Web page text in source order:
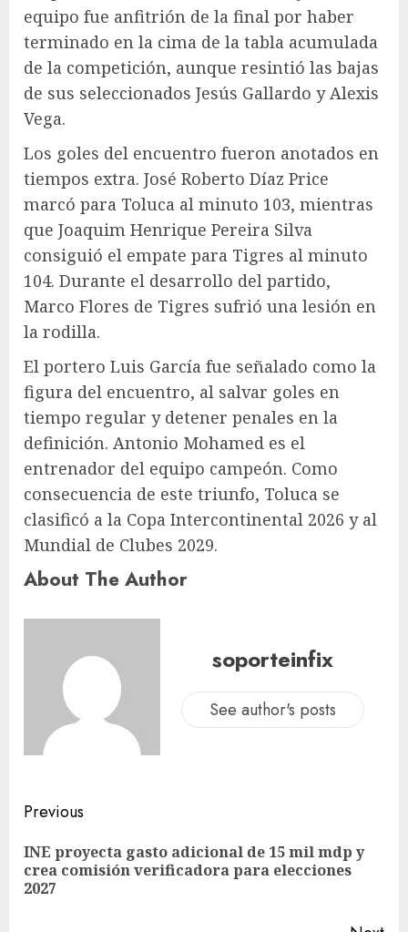
equipo fue anfitrión de la final por haber
terminado en la cima de la tabla acumulada
de la competición, aunque resintió las bajas
de sus seleccionados Jesús Gallardo y Alexis
Vega.
Los goles del encuentro fueron anotados en
tiempos extra. José Roberto Díaz Price
marcó para Toluca al minuto 103, mientras
que Joaquim Henrique Pereira Silva
consiguió el empate para Tigres al minuto
104. Durante el desarrollo del partido,
Marco Flores de Tigres sufrió una lesión en
la rodilla.
El portero Luis García fue señalado como la
figura del encuentro, al salvar goles en
tiempo regular y detener penales en la
definición. Antonio Mohamed es el
entrenador del equipo campeón. Como
consecuencia de este triunfo, Toluca se
clasificó a la Copa Intercontinental 2026 y al
Mundial de Clubes 2029.
About The Author
soporteinfix
See author's posts
Previous
INE proyecta gasto adicional de 15 mil mdp y
crea comisión verificadora para elecciones
2027